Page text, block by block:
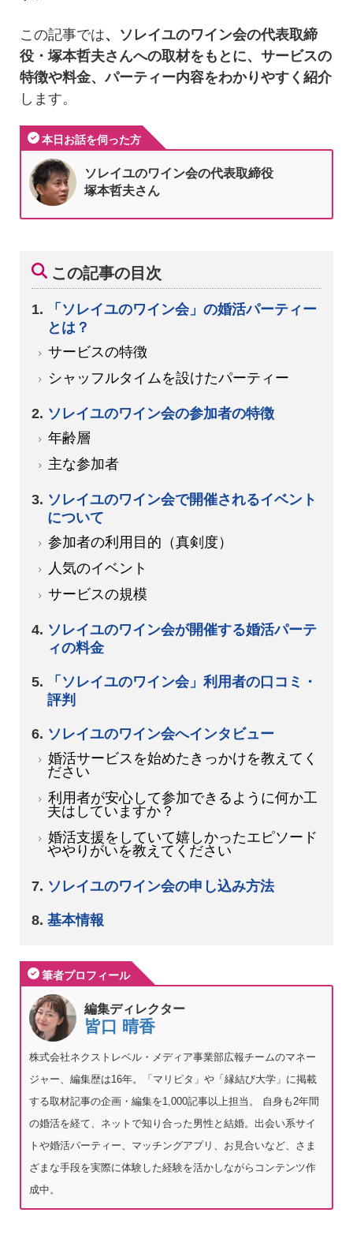
この記事では、ソレイユのワイン会の代表取締
役・塚本哲夫さんへの取材をもとに、サービスの
特徴や料金、パーティー内容をわかりやすく紹介
します。
本日お話を伺った方
ソレイユのワイン会の代表取締役
塚本哲夫さん
この記事の目次
「ソレイユのワイン会」の婚活パーティー
とは？
サービスの特徴
シャッフルタイムを設けたパーティー
ソレイユのワイン会の参加者の特徴
年齢層
主な参加者
ソレイユのワイン会で開催されるイベント
について
参加者の利用目的（真剣度）
人気のイベント
サービスの規模
ソレイユのワイン会が開催する婚活パーテ
ィの料金
「ソレイユのワイン会」利用者の口コミ・
評判
ソレイユのワイン会へインタビュー
婚活サービスを始めたきっかけを教えてく
ださい
利用者が安心して参加できるように何か工
夫はしていますか？
婚活支援をしていて嬉しかったエピソード
ややりがいを教えてください
ソレイユのワイン会の申し込み方法
基本情報
筆者プロフィール
編集ディレクター
皆口 晴香
株式会社ネクストレベル・メディア事業部広報チームのマネー
ジャー、編集歴は16年。「マリピタ」や「縁結び大学」に掲載
する取材記事の企画・編集を1,000記事以上担当。 自身も2年間
の婚活を経て、ネットで知り合った男性と結婚。出会い系サイ
トや婚活パーティー、マッチングアプリ、お見合いなど、さま
ざまな手段を実際に体験した経験を活かしながらコンテンツ作
成中。